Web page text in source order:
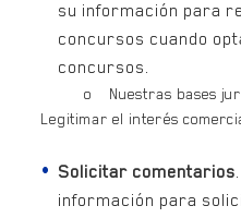
su información para
concursos cuando
concursos.
o Nuestras bases
Legitimar el interés
Solicitar comentarios
información para